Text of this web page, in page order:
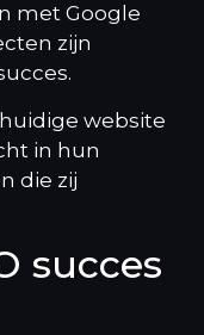
met Google
zijn
website
in hun
die zij
succes